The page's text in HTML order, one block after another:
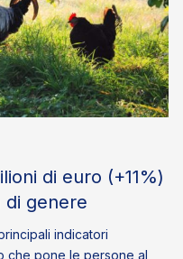
di euro (+11%)
genere
indicatori
che pone le persone al